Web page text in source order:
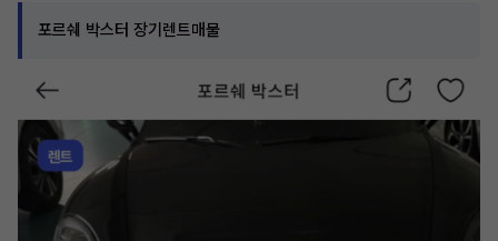
포르쉐 박스터 장기렌트매물